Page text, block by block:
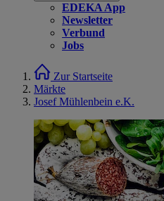
EDEKA App
Newsletter
Verbund
Jobs
Zur Startseite
Märkte
Josef Mühlenbein e.K.